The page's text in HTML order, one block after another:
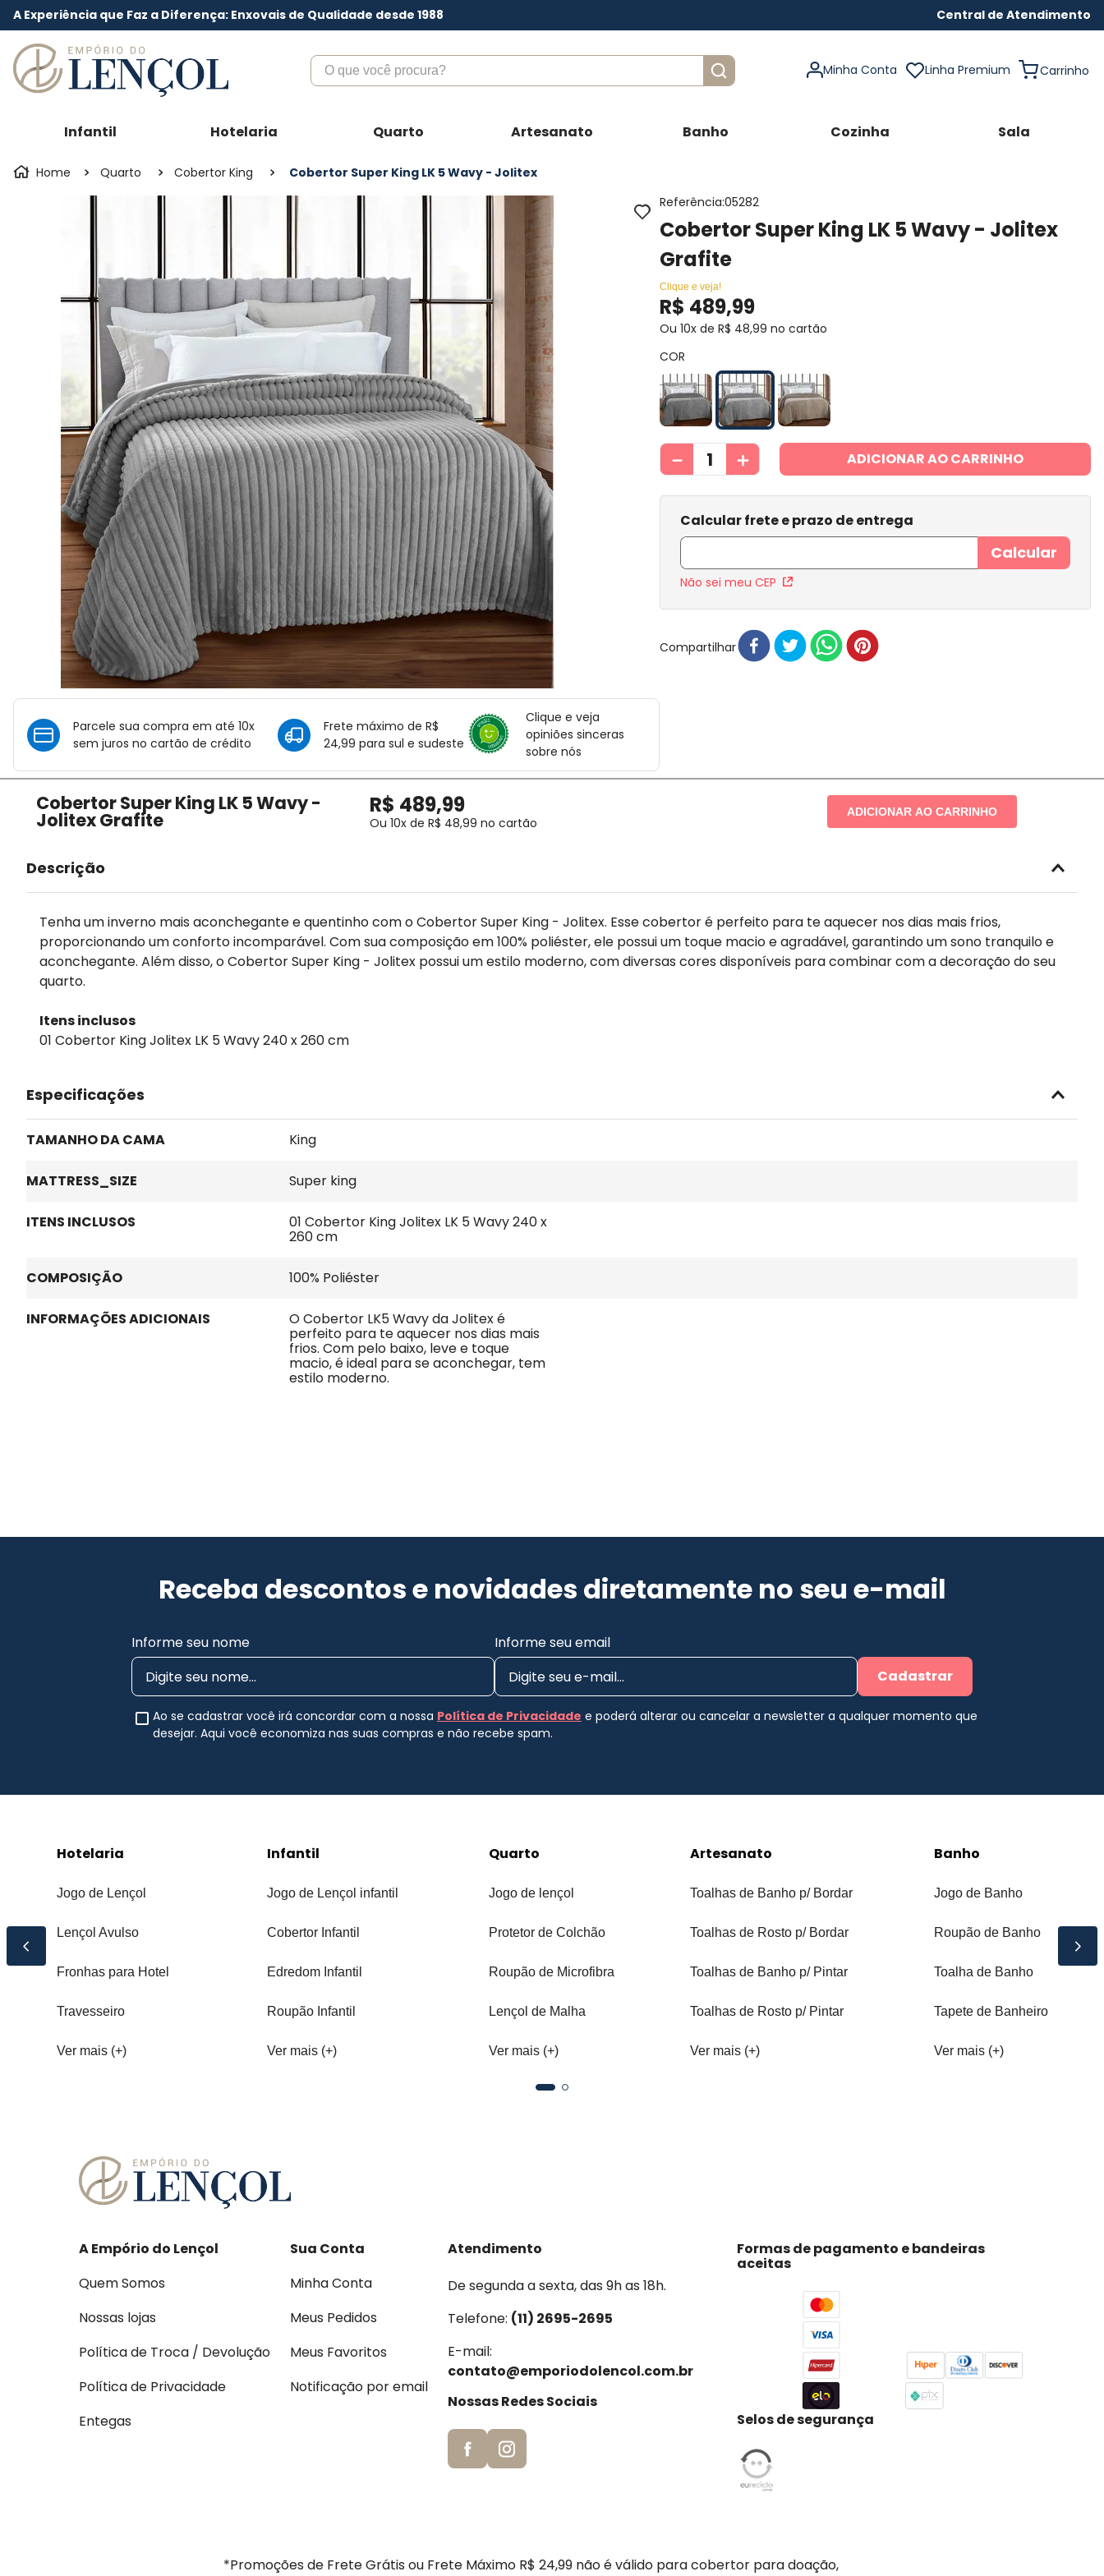
A Experiência que Faz a Diferença: Enxovais de Qualidade desde 1988 Central de Atendimento
O que você procura?
Minha Conta Linha Premium
Infantil Hotelaria Quarto Artesanato Banho Cozinha Sala
Quarto Cobertor King Cobertor Super King LK 5 Wavy - Jolitex
Parcele sua compra em até 10x
sem juros no cartão de crédito
Frete máximo de R$
24,99 para sul e sudeste
Clique e veja
opiniões sinceras
sobre nós
Referência:05282
Cobertor Super King LK 5 Wavy - Jolitex
Grafite
Clique e veja!
R$ 489,99
Ou10x deR$ 48,99 no cartão
COR
＋
－ ADICIONAR AO CARRINHO
Não sei meu CEP
Compartilhar
Cobertor Super King LK 5 Wavy -
Jolitex Grafite
R$ 489,99
Ou10x deR$ 48,99 no cartão
ADICIONAR AO CARRINHO
Descrição
Tenha um inverno mais aconchegante e quentinho com o Cobertor Super King - Jolitex. Esse cobertor é perfeito para te aquecer nos dias mais frios,
proporcionando um conforto incomparável. Com sua composição em 100% poliéster, ele possui um toque macio e agradável, garantindo um sono tranquilo e
aconchegante. Além disso, o Cobertor Super King - Jolitex possui um estilo moderno, com diversas cores disponíveis para combinar com a decoração do seu
quarto.
Itens inclusos
01 Cobertor King Jolitex LK 5 Wavy 240 x 260 cm
Especificações
TAMANHO DA CAMA King
MATTRESS_SIZE Super king
ITENS INCLUSOS 01 Cobertor King Jolitex LK 5 Wavy 240 x
260 cm
COMPOSIÇÃO 100% Poliéster
INFORMAÇÕES ADICIONAIS O Cobertor LK5 Wavy da Jolitex é
perfeito para te aquecer nos dias mais
frios. Com pelo baixo, leve e toque
macio, é ideal para se aconchegar, tem
estilo moderno.
Receba descontos e novidades diretamente no seu e-mail
Informe seu nome
Informe seu email
Cadastrar
Ao se cadastrar você irá concordar com a nossa Política de Privacidade e poderá alterar ou cancelar a newsletter a qualquer momento que
desejar. Aqui você economiza nas suas compras e não recebe spam.
Hotelaria
Jogo de Lençol
Lençol Avulso
Fronhas para Hotel
Travesseiro
Ver mais (+)
Infantil
Jogo de Lençol infantil
Cobertor Infantil
Edredom Infantil
Roupão Infantil
Ver mais (+)
Quarto
Jogo de lençol
Protetor de Colchão
Roupão de Microfibra
Lençol de Malha
Ver mais (+)
Artesanato
Toalhas de Banho p/ Bordar
Toalhas de Rosto p/ Bordar
Toalhas de Banho p/ Pintar
Toalhas de Rosto p/ Pintar
Ver mais (+)
Banho
Jogo de Banho
Roupão de Banho
Toalha de Banho
Tapete de Banheiro
Ver mais (+)
A Empório do Lençol
Quem Somos
Nossas lojas
Política de Troca / Devolução
Política de Privacidade
Entegas
Sua Conta
Minha Conta
Meus Pedidos
Meus Favoritos
Notificação por email
Atendimento
De segunda a sexta, das 9h as 18h.
Telefone: (11) 2695-2695
E-mail:
contato@emporiodolencol.com.br
Nossas Redes Sociais
Formas de pagamento e bandeiras
aceitas
Selos de segurança
*Promoções de Frete Grátis ou Frete Máximo R$ 24,99 não é válido para cobertor para doação,